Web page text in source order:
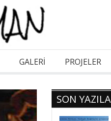
GALERI PROJELER
SON